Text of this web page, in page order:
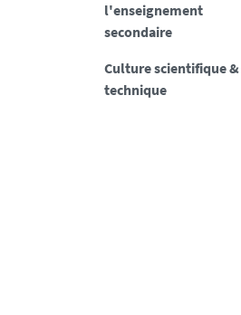
l'enseignement
secondaire
Culture scientifique &
technique